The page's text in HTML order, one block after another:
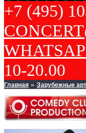
+7 (495)
10-20.00
Главная » Зарубежные